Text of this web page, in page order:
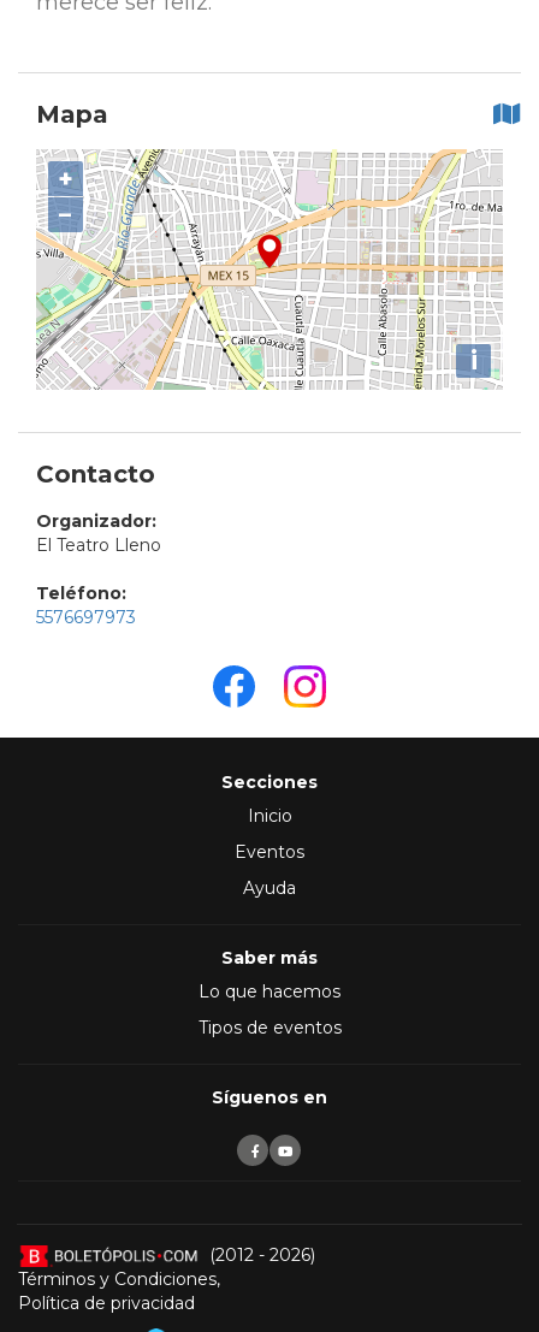
Mapa
+
−
i
Contacto
Organizador:
El Teatro Lleno
Teléfono:
5576697973
Secciones
Inicio
Eventos
Ayuda
Saber más
Lo que hacemos
Tipos de eventos
Síguenos en
(2012 - 2026)
Términos y Condiciones,
Política de privacidad